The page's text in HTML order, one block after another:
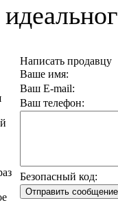
Написать продавцу
Ваше имя:
Ваш E-mail:
Ваш телефон:
Безопасный код: